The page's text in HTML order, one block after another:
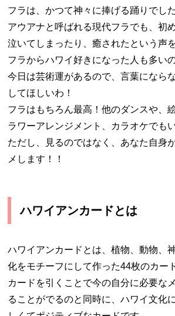
フラは、かつて神々に捧げる踊りでした
アウアナと呼ばれる現代フラでも、初
泣いてしまったり、癒されたという声
フラからハワイ好きになった人も多いの
今日は芸術運があるので、言葉になら
してほしいわ！
フラはもちろん最高！他のダンスや、
ラワーアレンジメント、カラオケでも
ただし、見るのではなく、あなた自身
メします！！
ハワイアンカードとは
ハワイアンカードとは、植物、動物、
化をモチーフにして作った44枚のカー
カードを引くことで今の自分に必要な
ることがでるのと同時に、ハワイ文化